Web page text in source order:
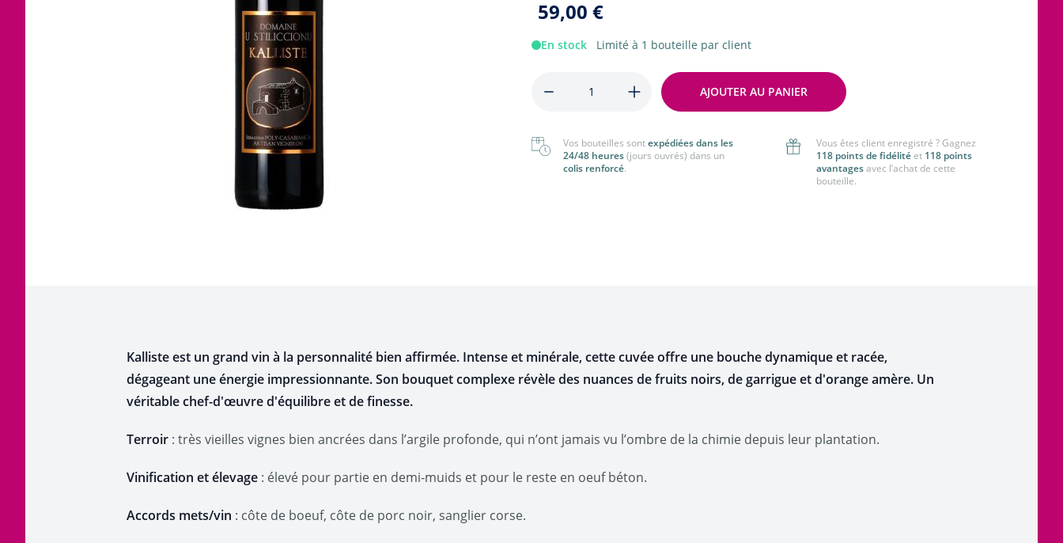
Languedoc
59,00 €
En stock Limité à 1 bouteille par client
AJOUTER AU PANIER
Vos bouteilles sontexpédiées dans les
24/48 heures(jours ouvrés) dans un
colis renforcé.
Vous êtes client enregistré ? Gagnez
118 points de fidélité et 118 points
avantagesavec l’achat de cette
bouteille.
Kalliste est un grand vin à la personnalité bien affirmée. Intense et minérale, cette cuvée offre une bouche dynamique et racée,
dégageant une énergie impressionnante. Son bouquet complexe révèle des nuances de fruits noirs, de garrigue et d'orange amère. Un
véritable chef-d'œuvre d'équilibre et de finesse.
Terroir : très vieilles vignes bien ancrées dans l’argile profonde, qui n’ont jamais vu l’ombre de la chimie depuis leur plantation.
Vinification et élevage : élevé pour partie en demi-muids et pour le reste en oeuf béton.
Accords mets/vin : côte de boeuf, côte de porc noir, sanglier corse.